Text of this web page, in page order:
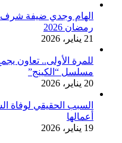
الهام وجدي ضيفة
رمضان 2026
21 يناير، 2026
للمرة الأولى.. تعاون
مسلسل “الكينج”
20 يناير، 2026
السبب الحقيقي لوفاة
أعمالها
19 يناير، 2026